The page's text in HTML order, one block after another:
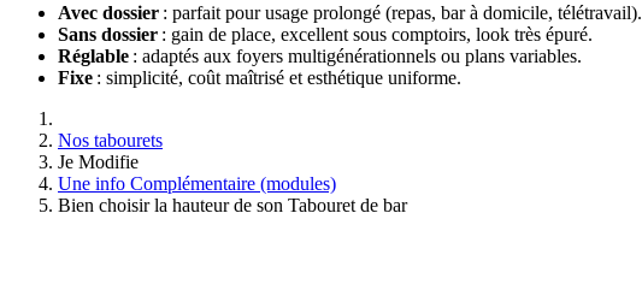
Avec dossier : parfait pour usage prolongé (repas, bar à domicile, télétravail).
Sans dossier : gain de place, excellent sous comptoirs, look très épuré.
Réglable : adaptés aux foyers multigénérationnels ou plans variables.
Fixe : simplicité, coût maîtrisé et esthétique uniforme.
Nos tabourets
Je Modifie
Une info Complémentaire (modules)
Bien choisir la hauteur de son Tabouret de bar